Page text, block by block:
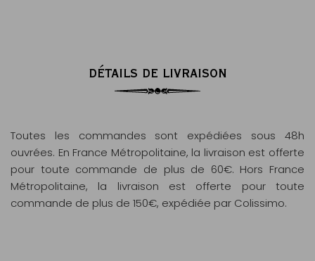
DÉTAILS DE LIVRAISON
Toutes les commandes sont expédiées sous 48h
ouvrées. En France Métropolitaine, la livraison est offerte
pour toute commande de plus de 60€. Hors France
Métropolitaine, la livraison est offerte pour toute
commande de plus de 150€, expédiée par Colissimo.